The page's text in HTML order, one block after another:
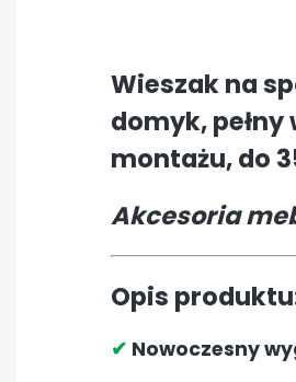
Wieszak na
domyk,
montażu, do
Akcesoria
Opis
✔ Nowoczesny